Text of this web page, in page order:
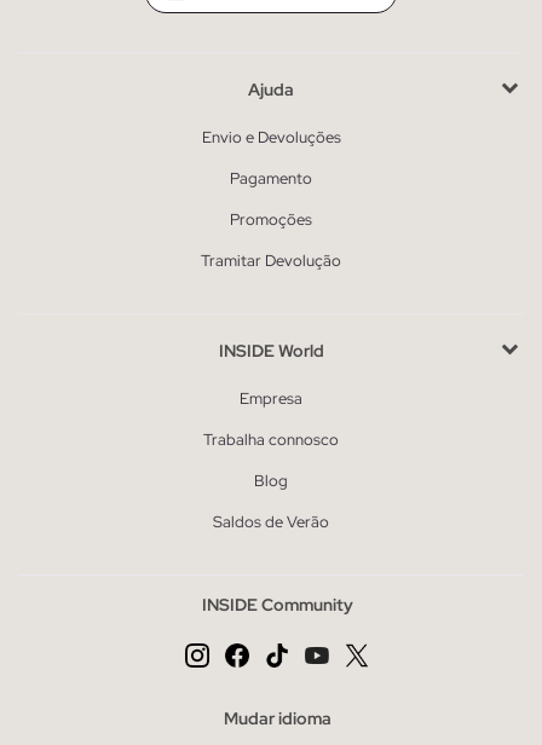
Ajuda
Envio e Devoluções
Pagamento
Promoções
Tramitar Devolução
INSIDE World
Empresa
Trabalha connosco
Blog
Saldos de Verão
INSIDE Community
Mudar idioma